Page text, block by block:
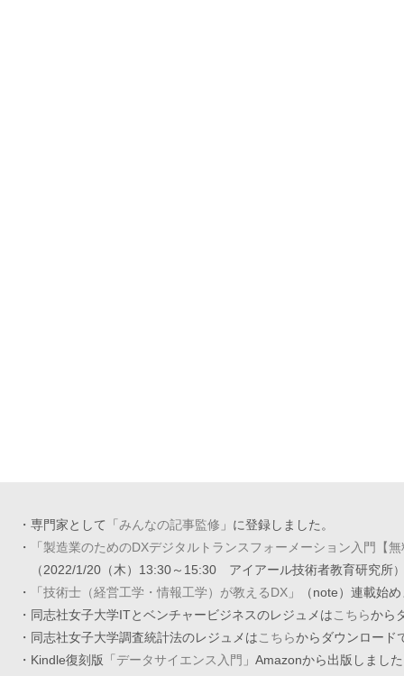
・専門家として「 みんなの記事監修 」に登録しました。
・「 製造業のためのDXデジタルトランスフォーメーション入門【
（2022/1/20（木）13:30～15:30 アイアール技術者教育研究所）
・「 技術士（経営工学・情報工学）が教えるDX 」（note）連載始
・同志社女子大学ITとベンチャービジネスのレジュメは こちらから
・同志社女子大学調査統計法のレジュメは こちらからダウンロード
・Kindle復刻版「 データサイエンス入門 」Amazonから出版しまし